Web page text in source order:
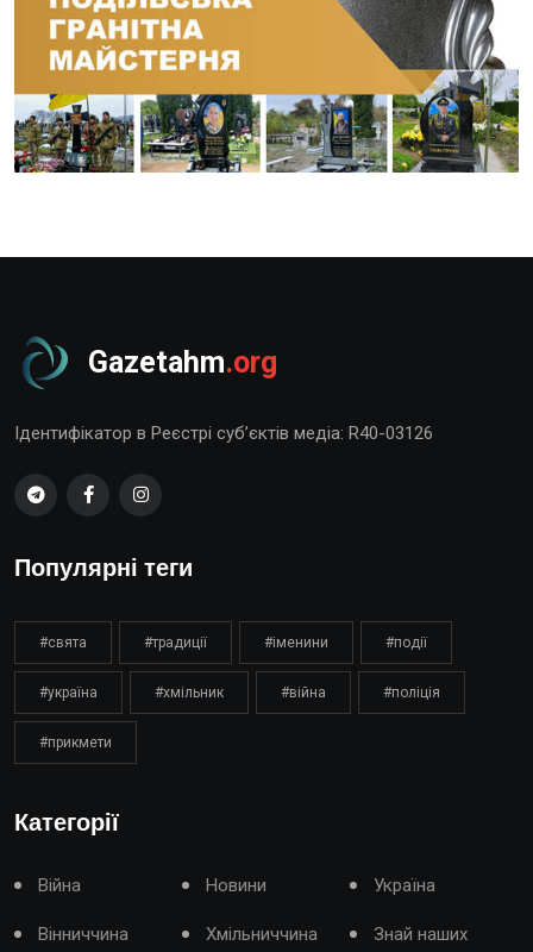
Gazetahm.org
Ідентифікатор в Реєстрі суб’єктів медіа: R40-03126
Популярні теги
#свята #традиції #іменини #події
#україна #хмільник #війна #поліція
#прикмети
Категорії
Війна Новини Україна
Вінниччина Хмільниччина Знай наших